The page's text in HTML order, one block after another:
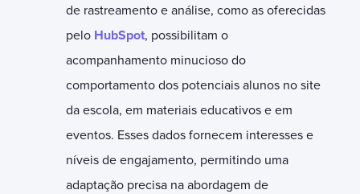
de rastreamento e análise, como as oferecidas
pelo HubSpot, possibilitam o
acompanhamento minucioso do
comportamento dos potenciais alunos no site
da escola, em materiais educativos e em
eventos. Esses dados fornecem interesses e
níveis de engajamento, permitindo uma
adaptação precisa na abordagem de